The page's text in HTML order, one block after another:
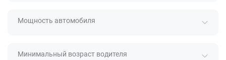
Мощность автомобиля
Минимальный возраст водителя